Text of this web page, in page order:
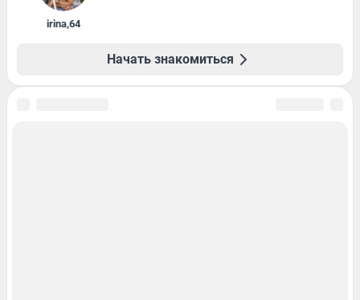
irina,64
Начать знакомиться